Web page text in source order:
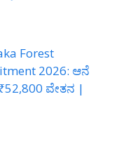
Forest
2026: ಆನೆ
ವೇತನ |